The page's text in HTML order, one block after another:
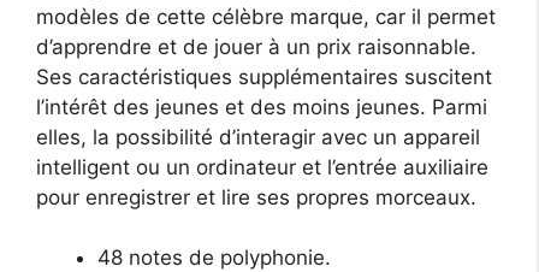
modèles de cette célèbre marque, car il permet
d’apprendre et de jouer à un prix raisonnable.
Ses caractéristiques supplémentaires suscitent
l’intérêt des jeunes et des moins jeunes. Parmi
elles, la possibilité d’interagir avec un appareil
intelligent ou un ordinateur et l’entrée auxiliaire
pour enregistrer et lire ses propres morceaux.
48 notes de polyphonie.